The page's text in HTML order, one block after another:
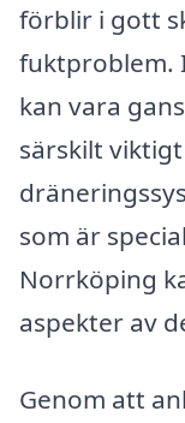
förblir i gott
fuktproblem.
kan vara
särskilt
som är
Norrköping
aspekter av
Genom att